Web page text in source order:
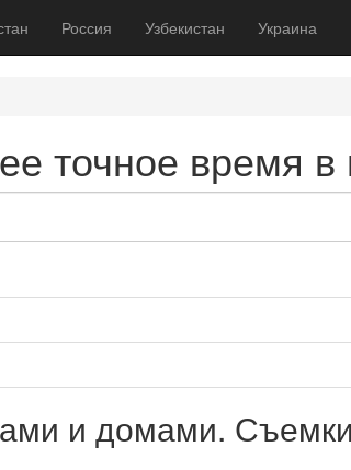
Россия Узбекистан Украина
точное время в
и домами.